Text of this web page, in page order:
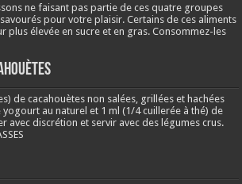
ne faisant pas partie de ces quatre groupes
pour votre plaisir. Certains de ces aliments
plus élevée en sucre et en gras. Consommez-les
de cacahouètes non salées, grillées et hachées
au naturel et 1 ml (1/4 cuillerée à thé) de
avec discrétion et servir avec des légumes crus.